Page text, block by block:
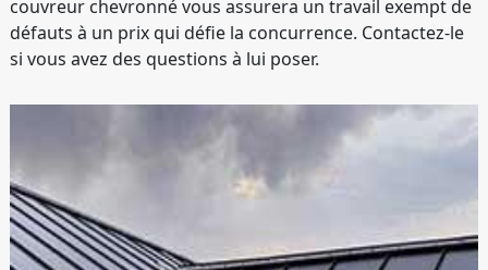
couvreur chevronné vous assurera un travail exempt de
défauts à un prix qui défie la concurrence. Contactez-le
si vous avez des questions à lui poser.